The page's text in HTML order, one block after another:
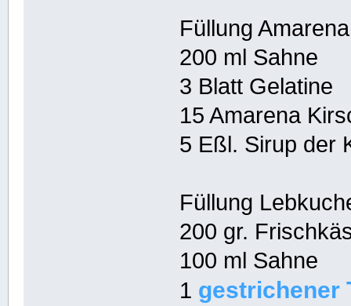
Füllung
200 ml Sahne
3 Blatt Gelatine
15 Amarena
5 Eßl. Sirup der
Füllung
200 gr.
100 ml Sahne
1 gestrichener